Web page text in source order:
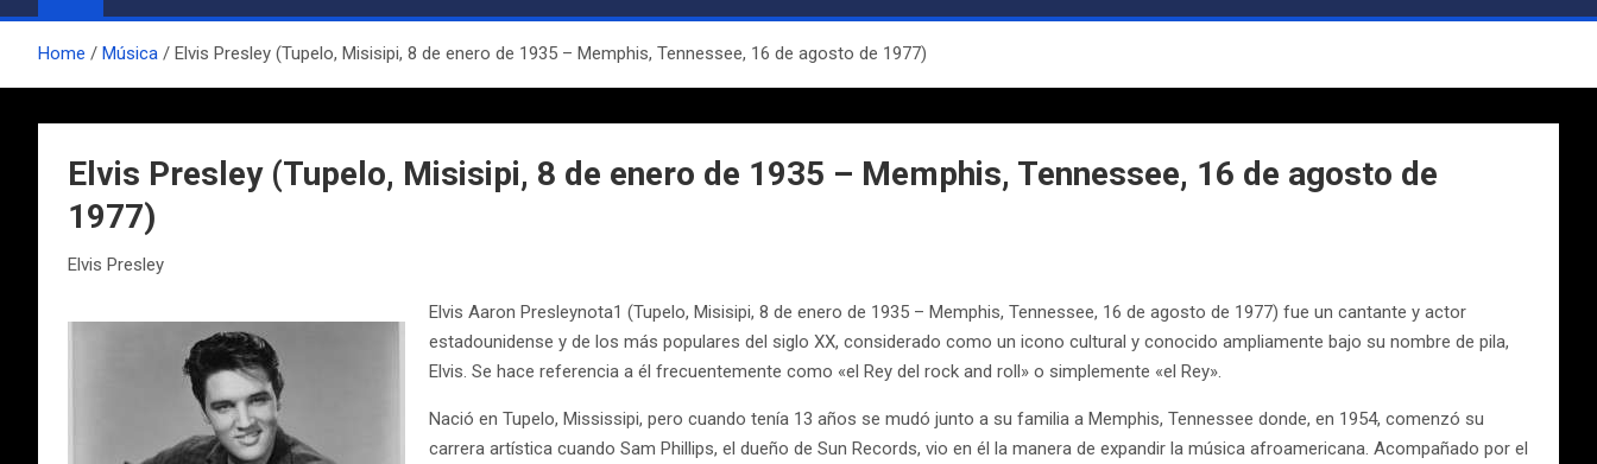
Home Música Elvis Presley (Tupelo, Misisipi, 8 de enero de 1935 – Memphis, Tennessee, 16 de agosto de 1977)
Elvis Presley (Tupelo, Misisipi, 8 de enero de 1935 – Memphis, Tennessee, 16 de agosto de
1977)
Elvis Presley
Elvis Aaron Presleynota1 (Tupelo, Misisipi, 8 de enero de 1935 – Memphis, Tennessee, 16 de agosto de 1977) fue un cantante y actor
estadounidense y de los más populares del siglo XX, considerado como un icono cultural y conocido ampliamente bajo su nombre de pila,
Elvis. Se hace referencia a él frecuentemente como «el Rey del rock and roll» o simplemente «el Rey».
Nació en Tupelo, Mississipi, pero cuando tenía 13 años se mudó junto a su familia a Memphis, Tennessee donde, en 1954, comenzó su
carrera artística cuando Sam Phillips, el dueño de Sun Records, vio en él la manera de expandir la música afroamericana. Acompañado por el